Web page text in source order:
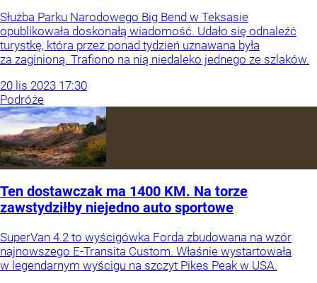
Służba Parku Narodowego Big Bend w Teksasie
opublikowała doskonałą wiadomość. Udało się odnaleźć
turystkę, która przez ponad tydzień uznawana była
za zaginioną. Trafiono na nią niedaleko jednego ze szlaków.
20 lis 2023 17:30
Podróże
Ten dostawczak ma 1400 KM. Na torze
zawstydziłby niejedno auto sportowe
SuperVan 4.2 to wyścigówka Forda zbudowana na wzór
najnowszego E-Transita Custom. Właśnie wystartowała
w legendarnym wyścigu na szczyt Pikes Peak w USA.